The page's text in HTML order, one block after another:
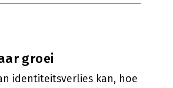
groei
identiteitsverlies kan, hoe